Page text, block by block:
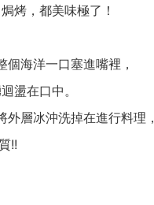
烤，都美味極了！
海洋一口塞進嘴裡，
盪在口中。
層冰沖洗掉在進行料理，
!!